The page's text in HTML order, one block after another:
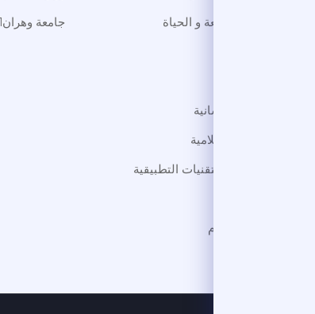
كلية علوم الطبيعة و الحياة
كلية العلوم الإنسانية
كلية العلوم الإسلامية
معهد العلوم و التقنيات التطبيقية
معهد علم الاجرام
جامعة وهران1 أحمد بن بلة